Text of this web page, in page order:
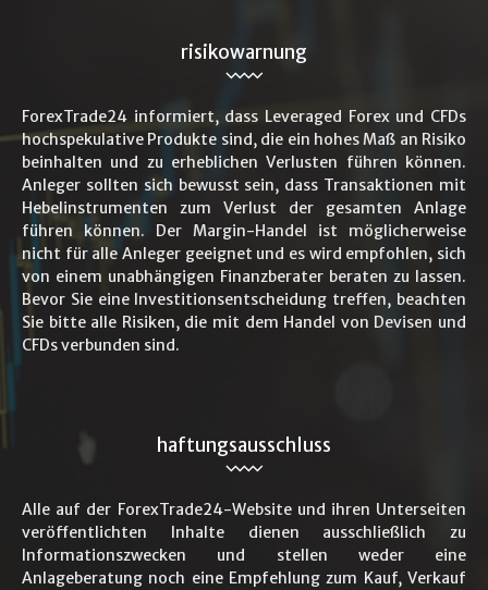
risikowarnung
ForexTrade24 informiert, dass Leveraged Forex und CFDs
hochspekulative Produkte sind, die ein hohes Maß an Risiko
beinhalten und zu erheblichen Verlusten führen können.
Anleger sollten sich bewusst sein, dass Transaktionen mit
Hebelinstrumenten zum Verlust der gesamten Anlage
führen können. Der Margin-Handel ist möglicherweise
nicht für alle Anleger geeignet und es wird empfohlen, sich
von einem unabhängigen Finanzberater beraten zu lassen.
Bevor Sie eine Investitionsentscheidung treffen, beachten
Sie bitte alle Risiken, die mit dem Handel von Devisen und
CFDs verbunden sind.
haftungsausschluss
Alle auf der ForexTrade24-Website und ihren Unterseiten
veröffentlichten Inhalte dienen ausschließlich zu
Informationszwecken und stellen weder eine
Anlageberatung noch eine Empfehlung zum Kauf, Verkauf